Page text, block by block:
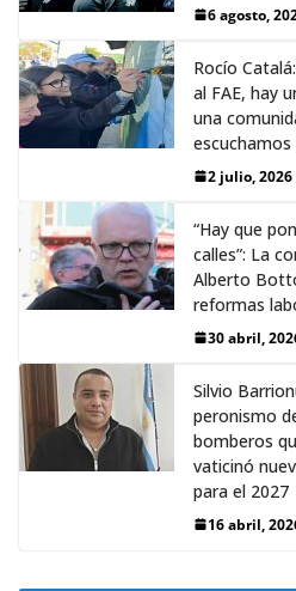
6 agosto,
Rocío
al FAE, hay
una
2 julio, 2026
“Hay que
calles”: La
Alberto
reformas
30 abril,
Silvio
peronismo
bomberos
vaticinó
para el 2027
16 abril,